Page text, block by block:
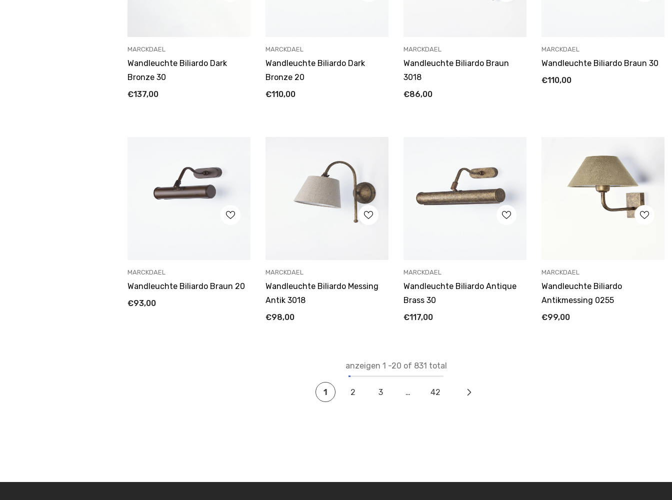
ANBIETER:
MARCKDAEL
Wandleuchte Biliardo Dark
Bronze 30
€137,00
ANBIETER:
MARCKDAEL
Wandleuchte Biliardo Dark
Bronze 20
€110,00
ANBIETER:
MARCKDAEL
Wandleuchte Biliardo Braun
3018
€86,00
ANBIETER:
MARCKDAEL
Wandleuchte Biliardo Braun 30
€110,00
ANBIETER:
MARCKDAEL
Wandleuchte Biliardo Braun 20
€93,00
ANBIETER:
MARCKDAEL
Wandleuchte Biliardo Messing
Antik 3018
€98,00
ANBIETER:
MARCKDAEL
Wandleuchte Biliardo Antique
Brass 30
€117,00
ANBIETER:
MARCKDAEL
Wandleuchte Biliardo
Antikmessing 0255
€99,00
anzeigen 1 -20 of 831 total
1 2 3 … 42